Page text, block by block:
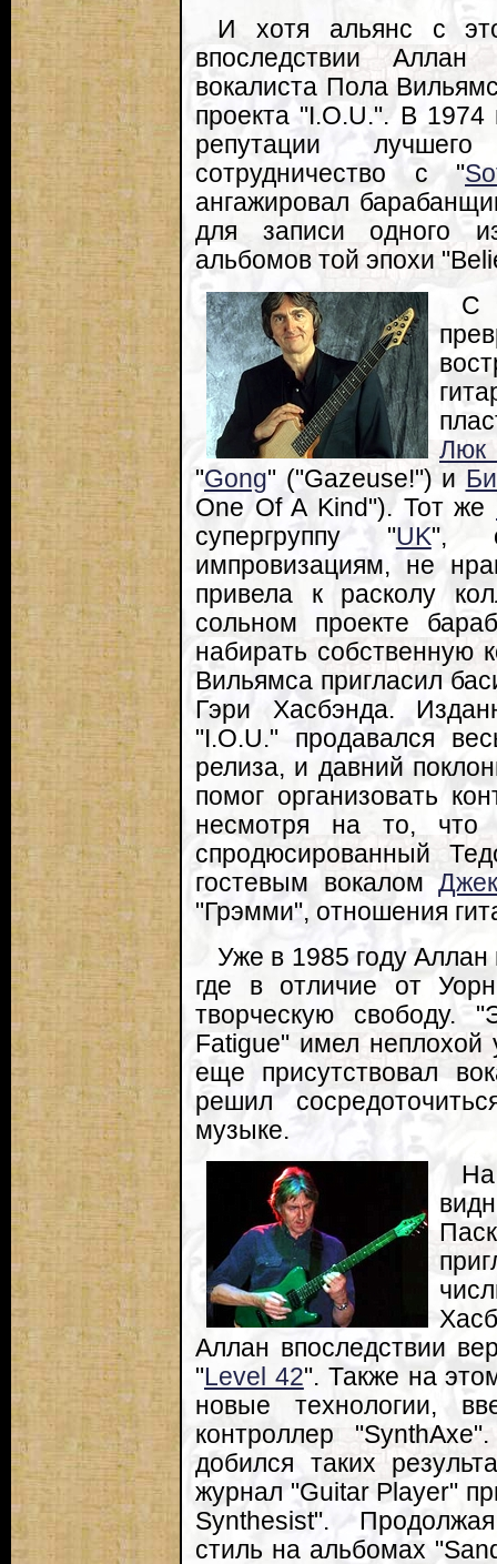
И хотя альянс с
впоследствии Аллан
вокалиста Пола
проекта "I.O.U.". В 1974
репутации лучшего
сотрудничество с "
ангажировал
для записи одного
альбомов той эпохи
С
"Gong" ("Gazeuse!") и
One Of A Kind"). Тот же
супергруппу "UK",
импровизациям, не
привела к расколу
сольном проекте
набирать собственную
Вильямса пригласил
Гэри Хасбэнда.
"I.O.U." продавался
релиза, и давний
помог организовать
несмотря на то, что
спродюсированный
гостевым вокалом
"Грэмми", отношения
Уже в 1985 году
где в отличие от
творческую свободу.
Fatigue" имел неплохой
еще присутствовал
решил
музыке.
Аллан впоследствии
"Level 42". Также на
новые технологии,
контроллер
добился таких
журнал "Guitar Player"
Synthesist".
стиль на альбомах